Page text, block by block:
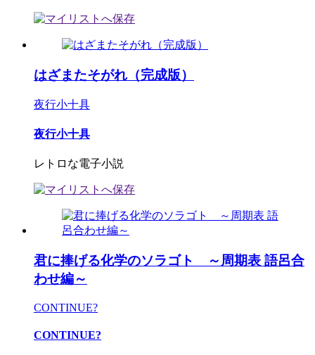
はざまたそがれ（完成版）
夜行小十具
夜行小十具
レトロな電子小説
君に捧げる化学のソラゴト ～周期表 語呂合
わせ編～
CONTINUE?
CONTINUE?